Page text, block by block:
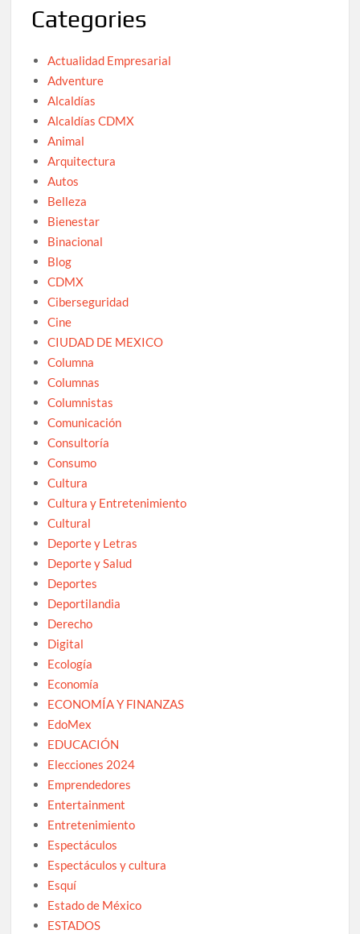
Categories
Actualidad Empresarial
Adventure
Alcaldías
Alcaldías CDMX
Animal
Arquitectura
Autos
Belleza
Bienestar
Binacional
Blog
CDMX
Ciberseguridad
Cine
CIUDAD DE MEXICO
Columna
Columnas
Columnistas
Comunicación
Consultoría
Consumo
Cultura
Cultura y Entretenimiento
Cultural
Deporte y Letras
Deporte y Salud
Deportes
Deportilandia
Derecho
Digital
Ecología
Economía
ECONOMÍA Y FINANZAS
EdoMex
EDUCACIÓN
Elecciones 2024
Emprendedores
Entertainment
Entretenimiento
Espectáculos
Espectáculos y cultura
Esquí
Estado de México
ESTADOS